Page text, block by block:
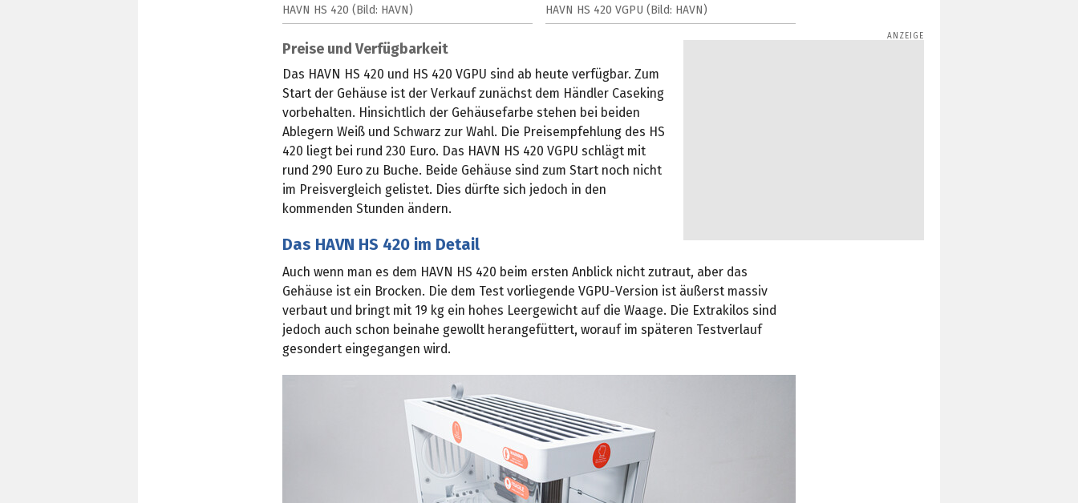
HAVN HS 420 (Bild: HAVN) HAVN HS 420 VGPU (Bild: HAVN)
Preise und Verfügbarkeit
Das HAVN HS 420 und HS 420 VGPU sind ab heute verfügbar. Zum
Start der Gehäuse ist der Verkauf zunächst dem Händler Caseking
vorbehalten. Hinsichtlich der Gehäusefarbe stehen bei beiden
Ablegern Weiß und Schwarz zur Wahl. Die Preisempfehlung des HS
420 liegt bei rund 230 Euro. Das HAVN HS 420 VGPU schlägt mit
rund 290 Euro zu Buche. Beide Gehäuse sind zum Start noch nicht
im Preisvergleich gelistet. Dies dürfte sich jedoch in den
kommenden Stunden ändern.
Das HAVN HS 420 im Detail
Auch wenn man es dem HAVN HS 420 beim ersten Anblick nicht zutraut, aber das
Gehäuse ist ein Brocken. Die dem Test vorliegende VGPU-Version ist äußerst massiv
verbaut und bringt mit 19 kg ein hohes Leergewicht auf die Waage. Die Extrakilos sind
jedoch auch schon beinahe gewollt herangefüttert, worauf im späteren Testverlauf
gesondert eingegangen wird.